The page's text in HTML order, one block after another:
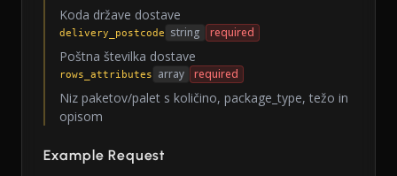
Koda države dostave
delivery_postcode string required
Poštna številka dostave
rows_attributes array required
Niz paketov/palet s količino, package_type, težo in
opisom
Example Request